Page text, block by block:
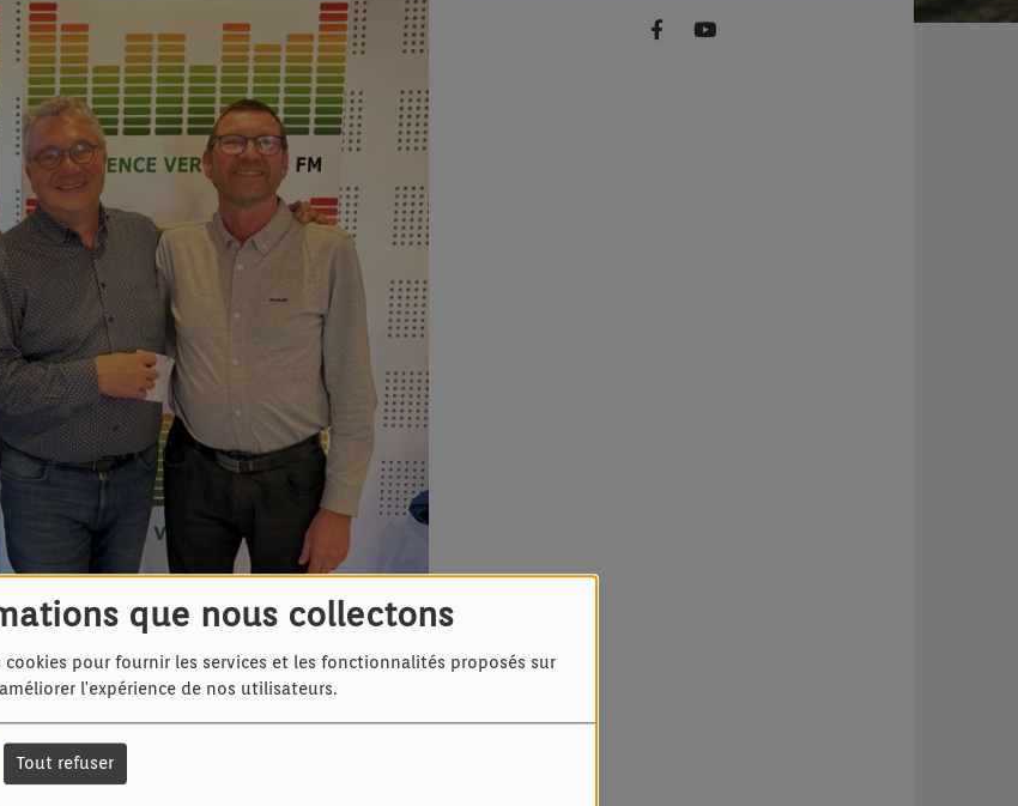
que nous collectons
cookies pour fournir les services et les fonctionnalités proposés sur
l'expérience de nos utilisateurs.
Tout refuser